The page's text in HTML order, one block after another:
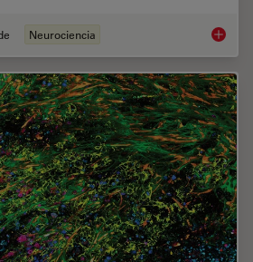
Neurociencia